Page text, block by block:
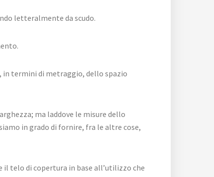
letteralmente da scudo.
in termini di metraggio, dello spazio
ma laddove le misure dello
in grado di fornire, fra le altre cose,
telo di copertura in base all’utilizzo che